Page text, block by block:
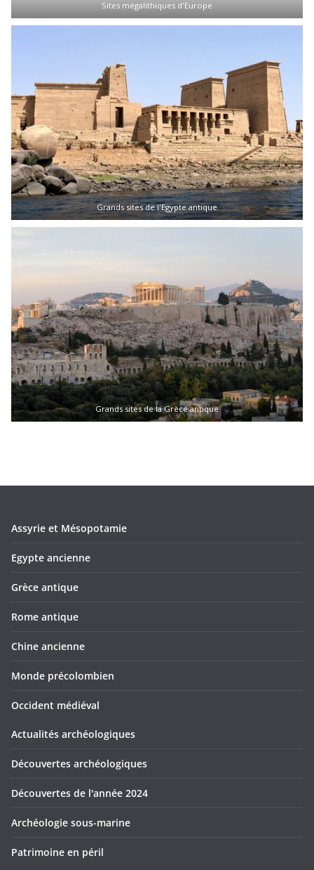
Sites mégalithiques d'Europe
Grands sites de l'Egypte antique
Grands sites de la Grèce antique
Assyrie et Mésopotamie
Egypte ancienne
Grèce antique
Rome antique
Chine ancienne
Monde précolombien
Occident médiéval
Actualités archéologiques
Découvertes archéologiques
Découvertes de l'année 2024
Archéologie sous-marine
Patrimoine en péril